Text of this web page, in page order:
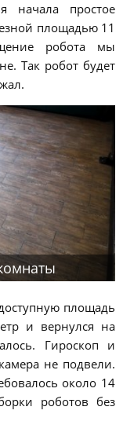
начала простое
площадью 11
робота мы
Так робот будет
площадь
и вернулся на
Гироскоп и
не подвели.
около 14
роботов без